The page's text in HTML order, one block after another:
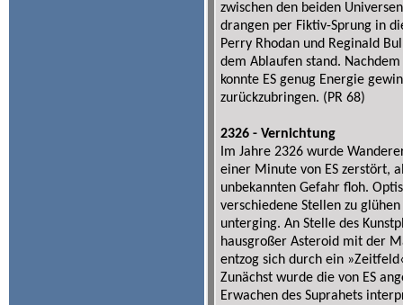
zwischen den beiden
drangen per Fiktiv-Sprung in
Perry Rhodan und Reginald
dem Ablaufen stand.
konnte ES genug Energie
zurückzubringen. (PR 68)
2326 - Vernichtung
Im Jahre 2326 wurde
einer Minute von ES zerstört,
unbekannten Gefahr floh.
verschiedene Stellen zu
unterging. An Stelle des
hausgroßer Asteroid mit der
entzog sich durch ein
Zunächst wurde die von ES
Erwachen des Suprahets